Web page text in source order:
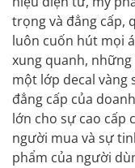
trọng và đẳng cấp,
luôn cuốn hút mọi
xung quanh,
một lớp decal vàng
đẳng cấp của
lớn cho sự cao cấp
người mua và sự
phẩm của người